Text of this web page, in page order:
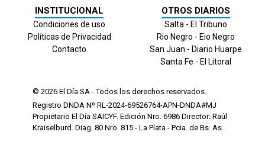
INSTITUCIONAL
Condiciones de uso
Políticas de Privacidad
Contacto
OTROS DIARIOS
Salta - El Tribuno
Rio Negro - Eio Negro
San Juan - Diario Huarpe
Santa Fe - El Litoral
© 2026 El Día SA - Todos los derechos reservados.
Registro DNDA Nº RL-2024-69526764-APN-DNDA#MJ
Propietario El Día SAICYF. Edición Nro. 6986 Director: Raúl
Kraiselburd. Diag. 80 Nro. 815 - La Plata - Pcia. de Bs. As.